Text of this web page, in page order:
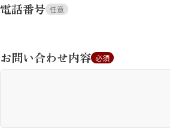
電話番号 任意
お問い合わせ内容 必須